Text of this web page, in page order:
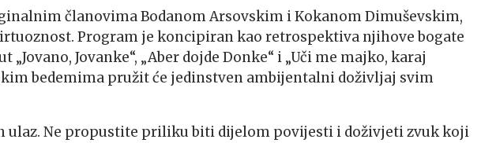
članovima Bodanom Arsovskim i KokanomDimuševskim,
Program je koncipiran kao retrospektiva njihove bogate
Jovanke“, „Aber dojde Donke“ i „Uči me majko, karaj
bedemima pružit će jedinstven ambijentalni doživljaj svim
ulaz. Ne propustite priliku biti dijelom povijesti i doživjeti zvuk koji